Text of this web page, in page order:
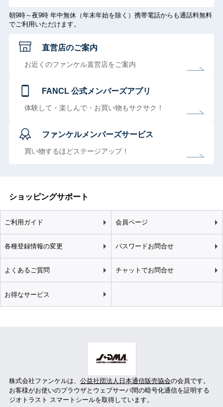
朝9時～夜9時 年中無休（年末年始を除く）携帯電話からも通話料無料
でご利用いただけます。
直営店のご案内
お近くのファンケル直営店をご案内
FANCL 公式メンバーズアプリ
体験して・楽しんで・お買い物もサクサク！
ファンケルメンバーズサービス
買い物するほどステージアップ！
ショッピングサポート
ご利用ガイド 会員ページ
各種登録情報の変更 パスワードお問合せ
よくあるご質問 チャットでお問合せ
お得なサービス
株式会社ファンケルは、 公益社団法人日本通信販売協会の会員です。
お客様がお使いのブラウザとウェブサーバ間の暗号化通信を証明する
ジオトラスト スマートシールを取得しています。